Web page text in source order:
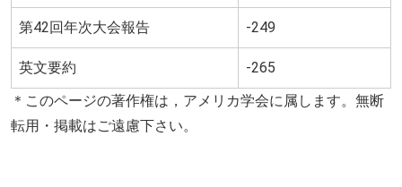
第42回年次大会報告 -249
英文要約
-265
＊このページの著作権は，アメリカ学会に属します。無断
転用・掲載はご遠慮下さい。